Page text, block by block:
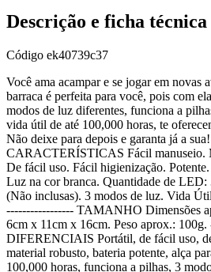
Descrição e ficha técnica
Código ek40739c37
Você ama acampar e se jogar em novas
barraca é perfeita para você, pois com
modos de luz diferentes, funciona a
vida útil de até 100,000 horas, te
Não deixe para depois e garanta já a
CARACTERÍSTICAS Fácil manuseio.
De fácil uso. Fácil higienização.
Luz na cor branca. Quantidade de
(Não inclusas). 3 modos de luz. Vida
----------------- TAMANHO Dimensões
6cm x 11cm x 16cm. Peso aprox.:
DIFERENCIAIS Portátil, de fácil uso,
material robusto, bateria potente, alça
100,000 horas, funciona a pilhas, 3